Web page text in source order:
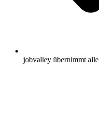
jobvalley übernimmt